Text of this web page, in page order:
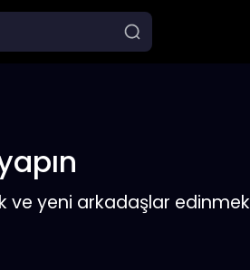
ve yeni arkadaşlar edinmek